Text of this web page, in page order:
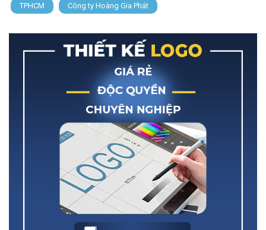
TPHCM Công ty Hoàng Gia Phát